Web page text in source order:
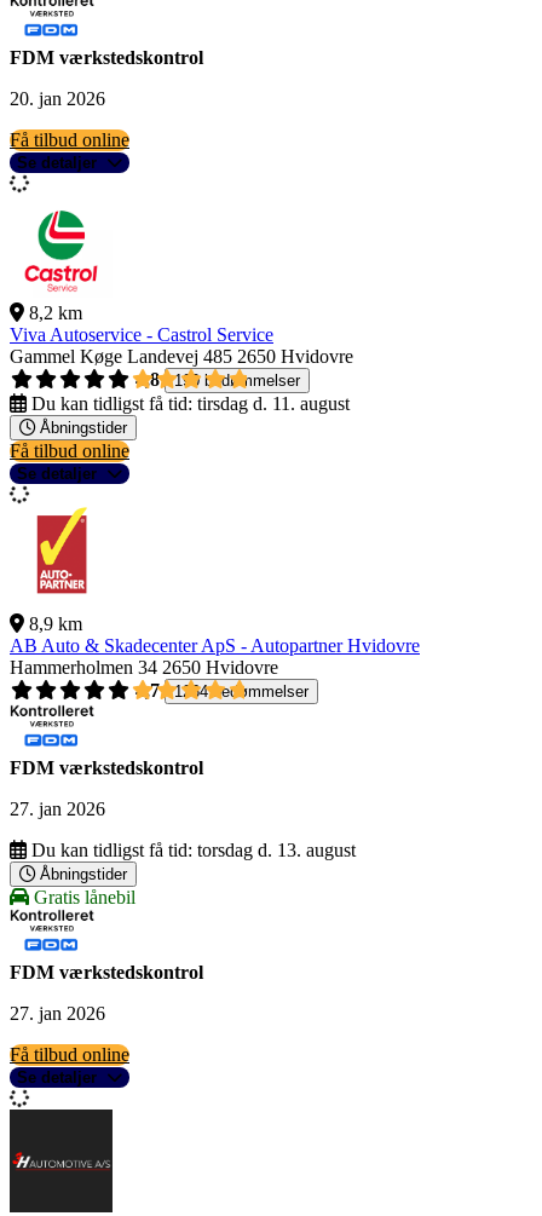
FDM værkstedskontrol
20. jan 2026
Få tilbud online
Se detaljer
8,2 km
Viva Autoservice - Castrol Service
Gammel Køge Landevej 485 2650 Hvidovre
4,8
190 bedømmelser
Du kan tidligst få tid: tirsdag d. 11. august
Åbningstider
Få tilbud online
Se detaljer
8,9 km
AB Auto & Skadecenter ApS - Autopartner Hvidovre
Hammerholmen 34 2650 Hvidovre
4,7
1264 bedømmelser
FDM værkstedskontrol
27. jan 2026
Du kan tidligst få tid: torsdag d. 13. august
Åbningstider
Gratis lånebil
FDM værkstedskontrol
27. jan 2026
Få tilbud online
Se detaljer